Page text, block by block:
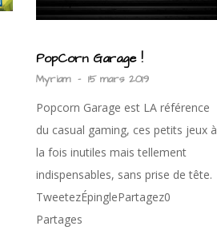
PopCorn Garage !
Myriam - 15 mars 2019
Popcorn Garage est LA référence
du casual gaming, ces petits jeux à
la fois inutiles mais tellement
indispensables, sans prise de tête.
TweetezÉpinglePartagez0
Partages